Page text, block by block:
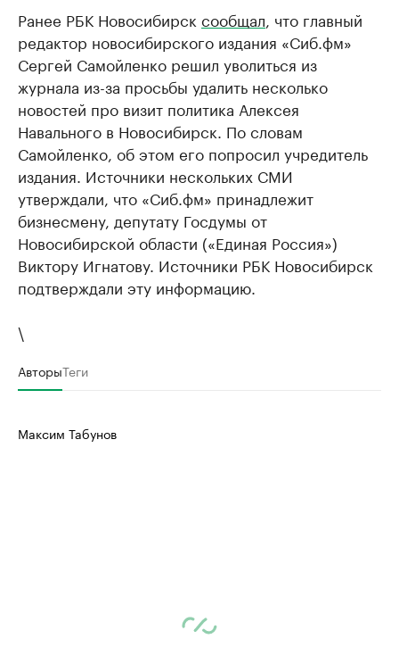
Ранее РБК Новосибирск сообщал , что главный
редактор новосибирского издания «Сиб.фм»
Сергей Самойленко решил уволиться из
журнала из-за просьбы удалить несколько
новостей про визит политика Алексея
Навального в Новосибирск. По словам
Самойленко, об этом его попросил учредитель
издания. Источники нескольких СМИ
утверждали, что «Сиб.фм» принадлежит
бизнесмену, депутату Госдумы от
Новосибирской области («Единая Россия»)
Виктору Игнатову. Источники РБК Новосибирск
подтверждали эту информацию.
\
АвторыТеги
Максим Табунов